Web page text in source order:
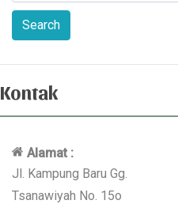
Kontak
Alamat :
Jl. Kampung Baru Gg.
Tsanawiyah No. 15o